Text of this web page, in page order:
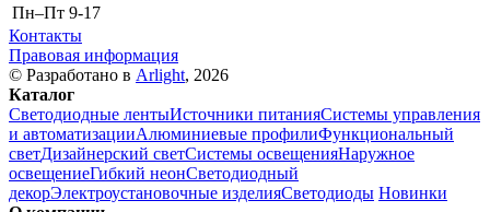
Пн–Пт 9-17
Контакты
Правовая информация
© Разработано в Arlight, 2026
Каталог
Светодиодные лентыИсточники питанияСистемы управления
и автоматизацииАлюминиевые профилиФункциональный
светДизайнерский светСистемы освещенияНаружное
освещениеГибкий неонСветодиодный
декорЭлектроустановочные изделияСветодиоды Новинки